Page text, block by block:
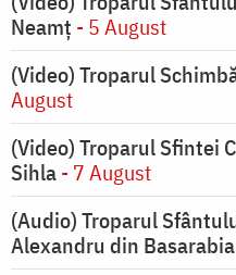
Neamț - 5 August
(Video) Troparul
August
(Video) Troparul Sfintei
Sihla- 7 August
(Audio) Troparul
Alexandru din Basarabia